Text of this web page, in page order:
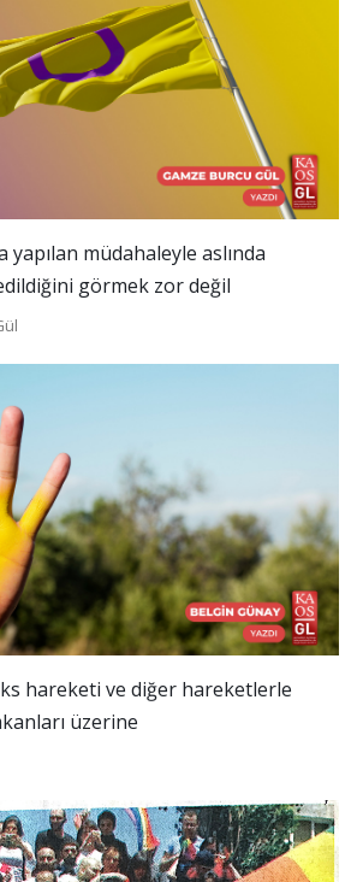
yapılan müdahaleyle aslında
görmek zor değil
hareketi ve diğer hareketlerle
üzerine